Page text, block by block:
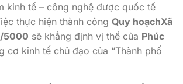
kinh tế – công nghệ được quốc tế
thực hiện thành công Quy hoạchXã
5000 sẽ khẳng định vị thế của Phúc
cơ kinh tế chủ đạo của “Thành phố